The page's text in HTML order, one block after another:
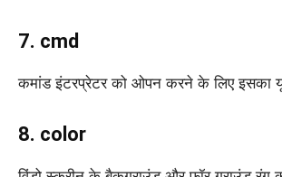
7. cmd
कमांड इंटरप्रेटर को ओपन करने के लिए इसका
8. color